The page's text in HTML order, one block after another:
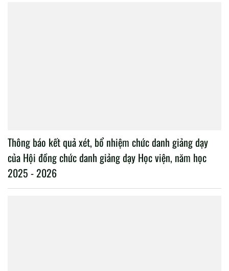
Thông báo kết quả xét, bổ nhiệm chức danh giảng dạy
của Hội đồng chức danh giảng dạy Học viện, năm học
2025 - 2026